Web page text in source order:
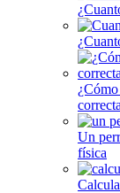
Un
física